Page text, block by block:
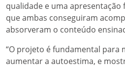
qualidade e uma
que ambas conseguiram
absorveram o conteúdo
“O projeto é fundamental para
aumentar a autoestima, e